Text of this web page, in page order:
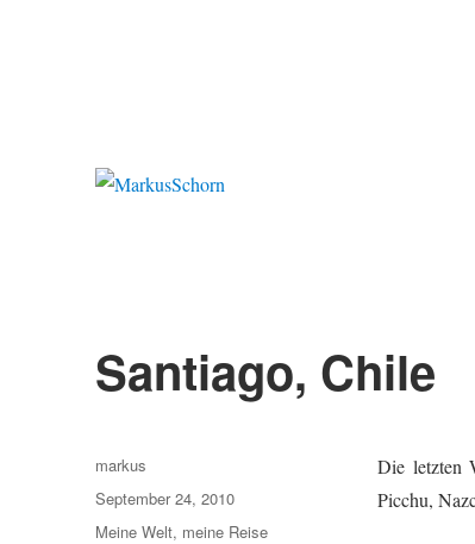
Santiago, Chile
Die letzten
Picchu,
Autor
markus
Veröffentlicht
am
September 24, 2010
Kategorien
Meine Welt, meine Reise